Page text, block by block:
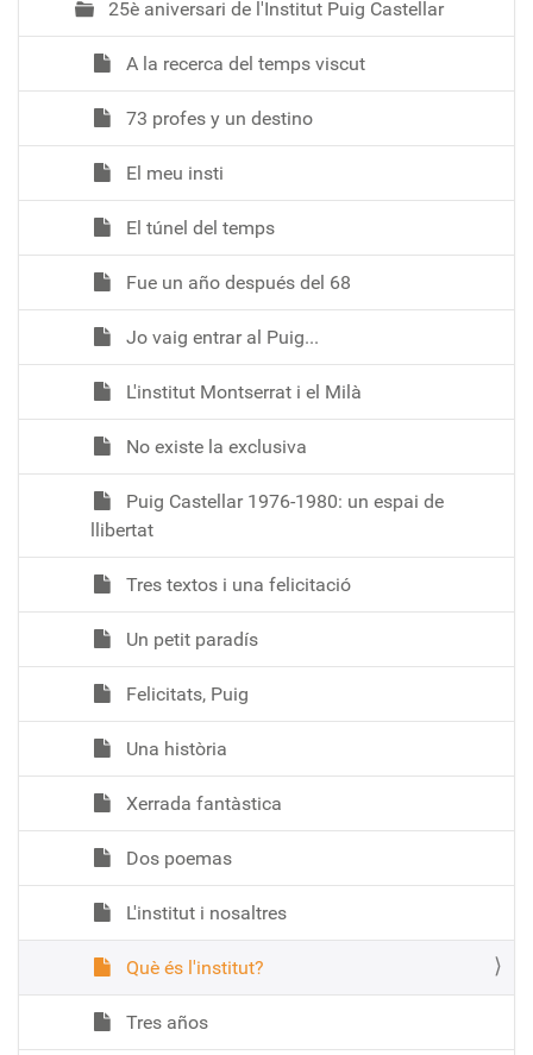
25è aniversari de l'Institut Puig Castellar
A la recerca del temps viscut
73 profes y un destino
El meu insti
El túnel del temps
Fue un año después del 68
Jo vaig entrar al Puig...
L'institut Montserrat i el Milà
No existe la exclusiva
Puig Castellar 1976-1980: un espai de
llibertat
Tres textos i una felicitació
Un petit paradís
Felicitats, Puig
Una història
Xerrada fantàstica
Dos poemas
L'institut i nosaltres
Què és l'institut?
Tres años